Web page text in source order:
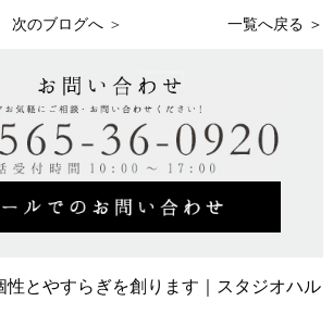
次のブログへ 一覧へ戻る ＞
とやすらぎを創ります｜スタジオハル